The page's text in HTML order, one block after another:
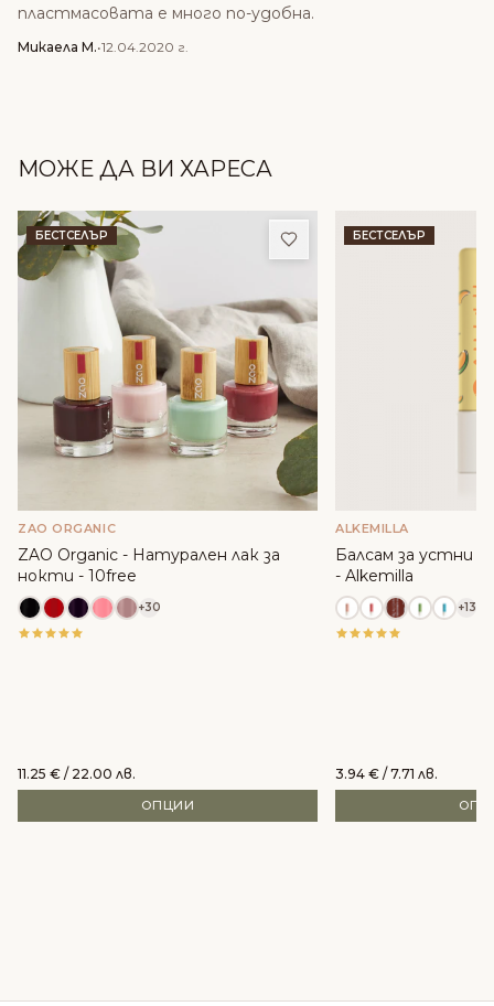
пластмасовата е много по-удобна.
Микаела М.•12.04.2020 г.
МОЖЕ ДА ВИ ХАРЕСА
БЕСТСЕЛЪР Добави в любими
ZAO ORGANIC
ZAO Organic - Натурален лак за
нокти - 10free
+30
11.25 € / 22.00 лв.
ОПЦИИ
БЕСТСЕЛЪР
ALKEMILLA
Балсам за устни с
- Alkemilla
+13
3.94 € / 7.71 лв.